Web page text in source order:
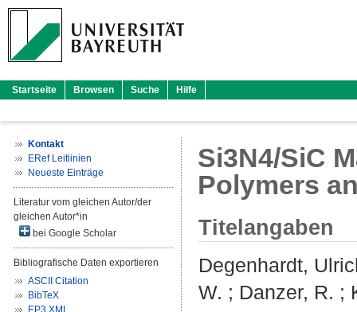
Startseite Browsen Suche Hilfe
Kontakt
ERef Leitlinien
Neueste Einträge
Literatur vom gleichen Autor/der
gleichen Autor*in
bei Google Scholar
Bibliografische Daten exportieren
ASCII Citation
BibTeX
EP3 XML
Si3N4/SiC
Polymers
Titelangaben
Degenhardt,
W. ; Danzer, R. ;